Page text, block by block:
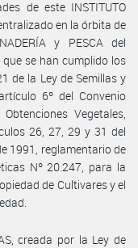
de este INSTITUTO
en la órbita de
y PESCA del
que se han cumplido los
de la Ley de Semillas y
6º del Convenio
Vegetales,
26, 27, 29 y 31 del
1991, reglamentario de
Nº 20.247, para la
de Cultivares y el
creada por la Ley de